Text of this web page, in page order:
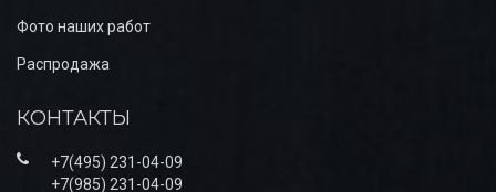
Фото наших работ
Распродажа
КОНТАКТЫ
+7(495) 231-04-09
+7(985) 231-04-09